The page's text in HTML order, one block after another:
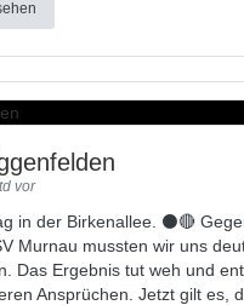
vor
in der Birkenallee. ⚫🔴
Murnau mussten wir uns
Das Ergebnis tut weh und
Ansprüchen. Jetzt gilt es,